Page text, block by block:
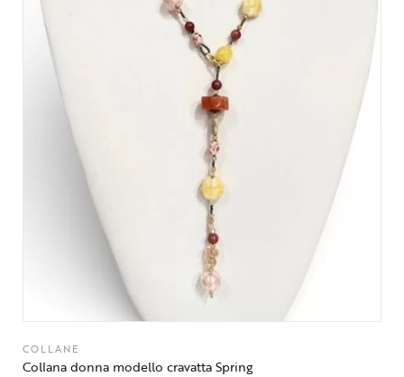
COLLANE
Collana donna modello cravatta Spring